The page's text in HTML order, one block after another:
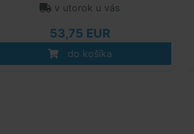
v utorok u vás
53,75 EUR
do košíka